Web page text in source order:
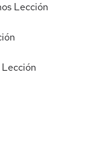
Lección
Lección